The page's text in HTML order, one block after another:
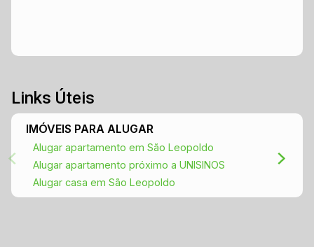
Links Úteis
IMÓVEIS PARA ALUGAR
Alugar apartamento em São Leopoldo
Alugar apartamento próximo a UNISINOS
Alugar casa em São Leopoldo